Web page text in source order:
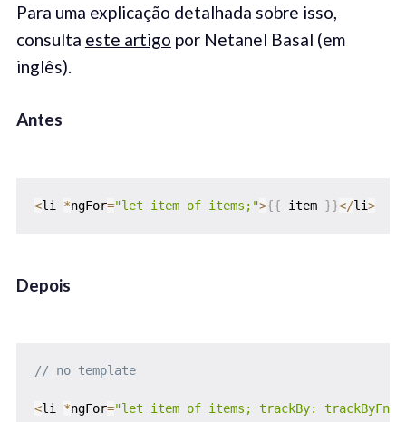
Para uma explicação detalhada sobre isso,
consulta este artigo por Netanel Basal (em
inglês).
Antes
<li *ngFor="let item of items;">{{ item }}</li>
Depois
// no template
<li *ngFor="let item of items; trackBy: trackByFn"